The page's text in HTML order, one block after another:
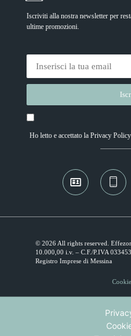
Iscriviti alla nostra newsletter per
ultime promozioni.
Ho letto e accettato la Privacy Policy
Alternative:
© 2026 All rights reserved.
10.000,00 i.v. – C.F./P.IVA
Registro Imprese di Messina